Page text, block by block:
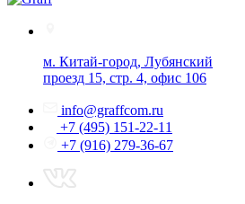
м. Китай-город, Лубянский
проезд 15, стр. 4, офис 106
info@graffcom.ru
+7 (495) 151-22-11
+7 (916) 279-36-67